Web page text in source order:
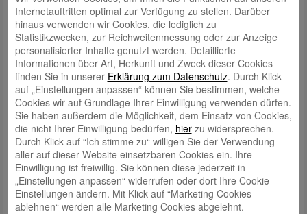
Jedyka und Lisa Röder, die gemeinsam mit weiteren Auszubildenden
und mit Unterstützung des Medialen Vertriebs und dem Bereich
Personal das „Online-Praktikum“ konzipiert und eingeführt haben.
Wenn der Jugendliche auch den Abschlusstest bestanden hat, wird er
automatisch zu einem Praktikumstag in die Sparkasse eingeladen. Hier
kann er im „echten Leben“ in die Bereiche reinschauen und Fragen
stellen.
„Mit dem Online-Praktikum möchten wir Teilnehmer digital und mobil
abholen. Sie erhalten Einblicke in die Sparkasse und können diese
gerne im Anschluss durch ein Präsenzpraktikum vertiefen“, sagt Kai
Wilhelm, Personalleiter.
Über die Web-Site der Sparkassehttps://praktikum.sparkasse-rhein-
nahe.dekann man sein Online-Praktikum starten.
Internetauftritten optimal zur Verfügung zu stellen. Darüber
hinaus verwenden wir Cookies, die lediglich zu
Statistikzwecken, zur Reichweitenmessung oder zur Anzeige
personalisierter Inhalte genutzt werden. Detaillierte
Informationen über Art, Herkunft und Zweck dieser Cookies
finden Sie in unserer Erklärung zum Datenschutz. Durch Klick
auf „Einstellungen anpassen“ können Sie bestimmen, welche
Cookies wir auf Grundlage Ihrer Einwilligung verwenden dürfen.
Sie haben außerdem die Möglichkeit, dem Einsatz von Cookies,
die nicht Ihrer Einwilligung bedürfen, hierzu widersprechen.
Durch Klick auf “Ich stimme zu“ willigen Sie der Verwendung
aller auf dieser Website einsetzbaren Cookies ein. Ihre
Einwilligung ist freiwillig. Sie können diese jederzeit in
„Einstellungen anpassen“ widerrufen oder dort Ihre Cookie-
Einstellungen ändern. Mit Klick auf “Marketing Cookies
ablehnen“ werden alle Marketing Cookies abgelehnt.